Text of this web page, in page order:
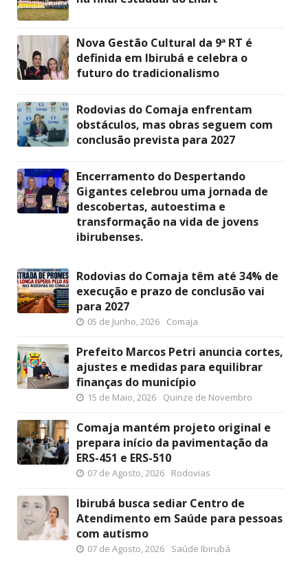
Nova Gestão Cultural da 9ª RT é
definida em Ibirubá e celebra o
futuro do tradicionalismo
Rodovias do Comaja enfrentam
obstáculos, mas obras seguem com
conclusão prevista para 2027
Encerramento do Despertando
Gigantes celebrou uma jornada de
descobertas, autoestima e
transformação na vida de jovens
ibirubenses.
Rodovias do Comaja têm até 34% de
execução e prazo de conclusão vai
para 2027
05 de Junho, 2026 Comaja
Prefeito Marcos Petri anuncia cortes,
ajustes e medidas para equilibrar
finanças do município
15 de Maio, 2026 Quinze de Novembro
Comaja mantém projeto original e
prepara início da pavimentação da
ERS-451 e ERS-510
07 de Agosto, 2026 Rodovias
Ibirubá busca sediar Centro de
Atendimento em Saúde para pessoas
com autismo
07 de Agosto, 2026 Saúde Ibirubá